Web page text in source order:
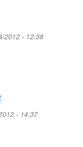
2012 - 12:38
- 14:37